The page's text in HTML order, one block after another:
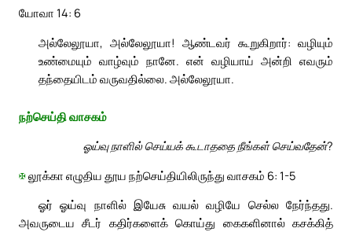
யோவா 14: 6
அல்லேலூயா, அல்லேலூயா! ஆண்டவர் கூறுகிறார்: வழியும்
உண்மையும் வாழ்வும் நானே. என் வழியாய் அன்றி எவரும்
தந்தையிடம் வருவதில்லை. அல்லேலூயா.
நற்செய்தி வாசகம்
ஓய்வு நாளில் செய்யக் கூடாததை நீங்கள் செய்வதேன்?
✠லூக்கா எழுதிய தூய நற்செய்தியிலிருந்து வாசகம் 6: 1-5
ஓர் ஓய்வு நாளில் இயேசு வயல் வழியே செல்ல நேர்ந்தது.
அவருடைய சீடர் கதிர்களைக் கொய்து கைகளினால் கசக்கித்